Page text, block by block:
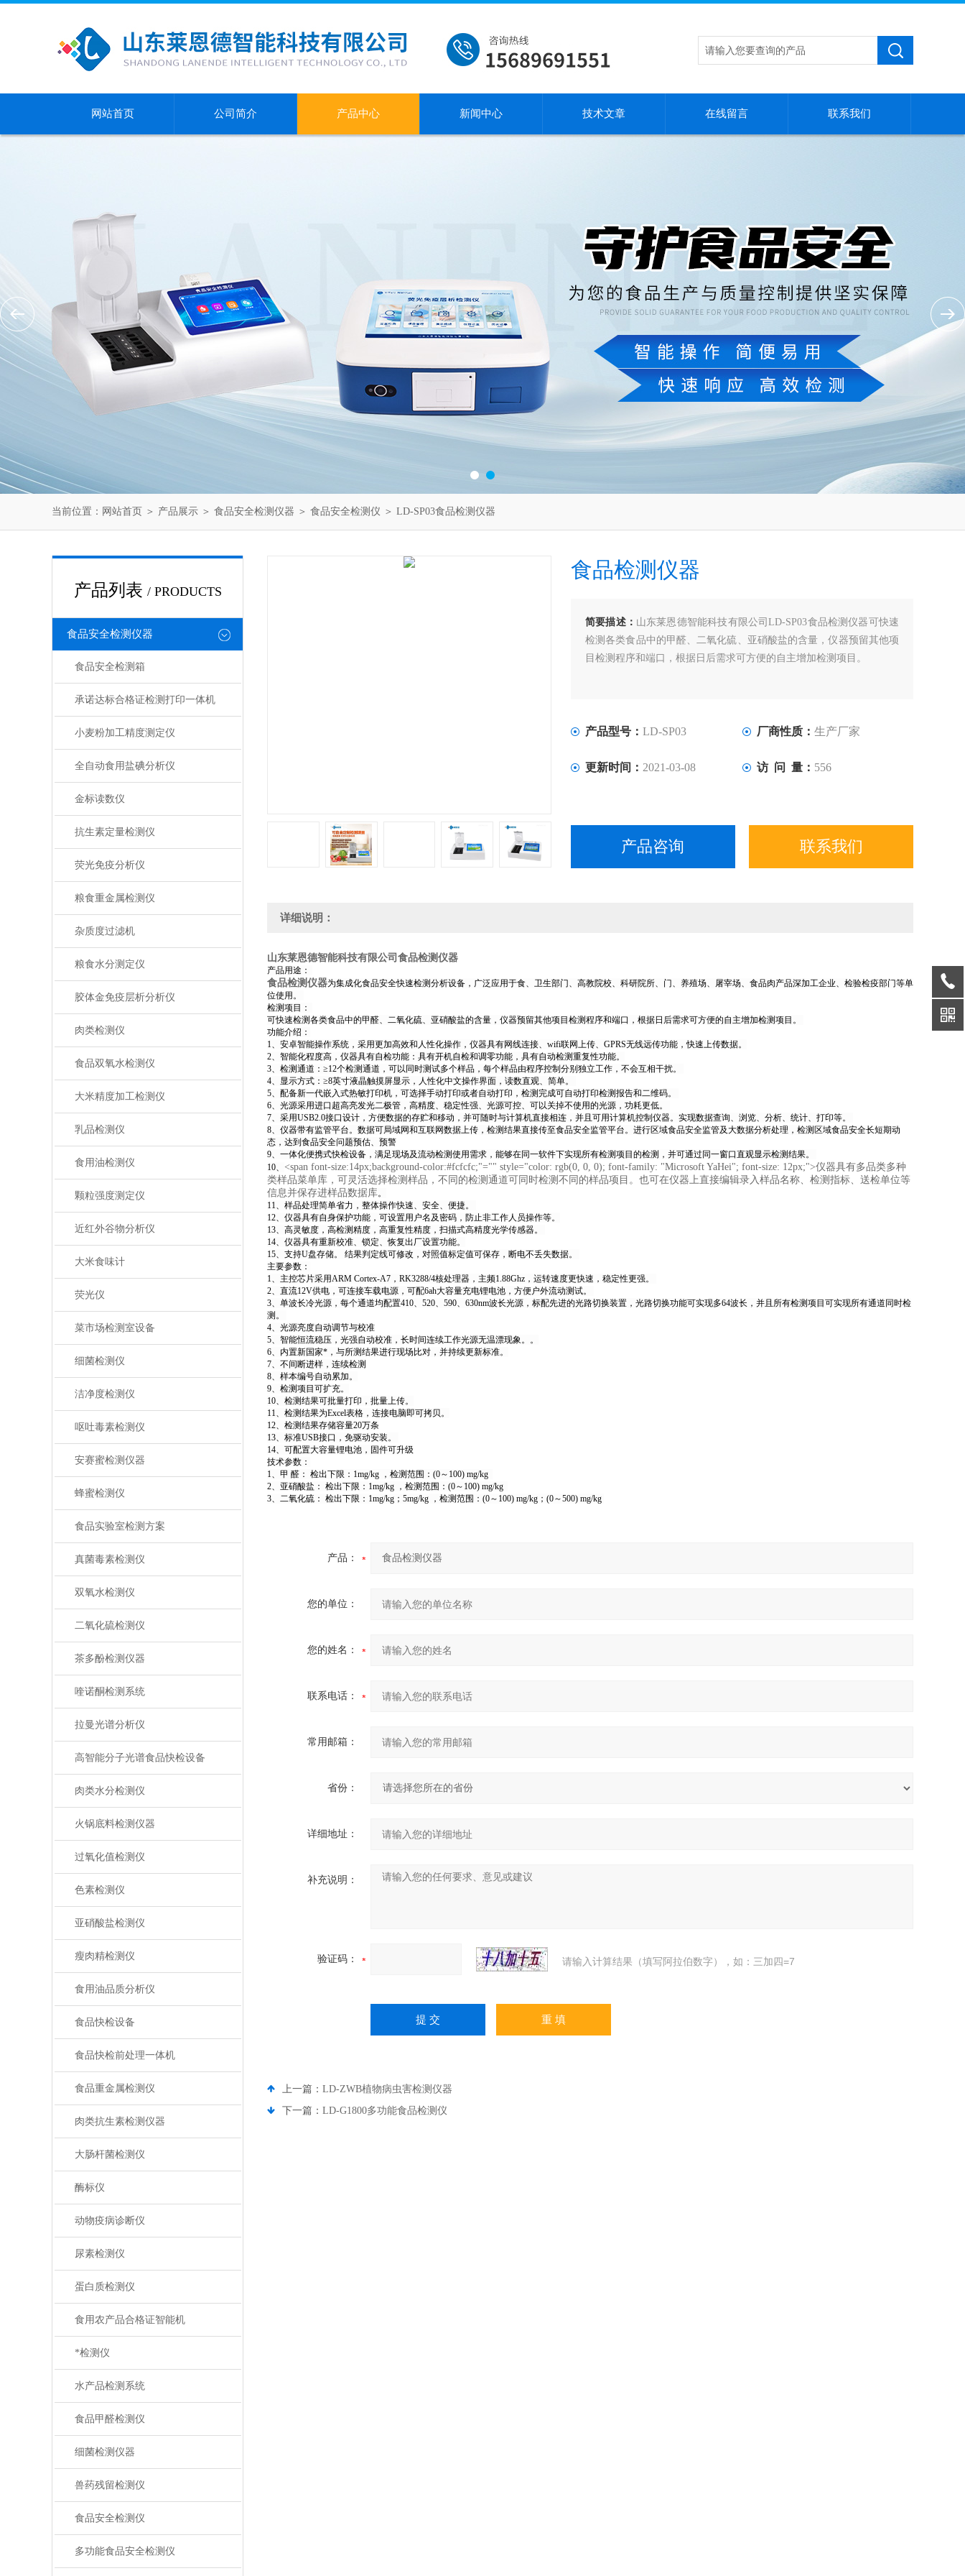
网站首页 公司简介 产品中心 新闻中心 技术文章 在线留言 联系我们
当前位置： 网站首页 ＞ 产品展示 ＞ 食品安全检测仪器 ＞ 食品安全检测仪 ＞ LD-SP03食品检测仪器
产品列表 / PRODUCTS
食品安全检测仪器
食品安全检测箱
承诺达标合格证检测打印一体机
小麦粉加工精度测定仪
全自动食用盐碘分析仪
金标读数仪
抗生素定量检测仪
荧光免疫分析仪
粮食重金属检测仪
杂质度过滤机
粮食水分测定仪
胶体金免疫层析分析仪
肉类检测仪
食品双氧水检测仪
大米精度加工检测仪
乳品检测仪
食用油检测仪
颗粒强度测定仪
近红外谷物分析仪
大米食味计
荧光仪
菜市场检测室设备
细菌检测仪
洁净度检测仪
呕吐毒素检测仪
安赛蜜检测仪器
蜂蜜检测仪
食品实验室检测方案
真菌毒素检测仪
双氧水检测仪
二氧化硫检测仪
茶多酚检测仪器
喹诺酮检测系统
拉曼光谱分析仪
高智能分子光谱食品快检设备
肉类水分检测仪
火锅底料检测仪器
过氧化值检测仪
色素检测仪
亚硝酸盐检测仪
瘦肉精检测仪
食用油品质分析仪
食品快检设备
食品快检前处理一体机
食品重金属检测仪
肉类抗生素检测仪器
大肠杆菌检测仪
酶标仪
动物疫病诊断仪
尿素检测仪
蛋白质检测仪
食用农产品合格证智能机
*检测仪
水产品检测系统
食品甲醛检测仪
细菌检测仪器
兽药残留检测仪
食品安全检测仪
多功能食品安全检测仪
食品检测仪器
简要描述： 山东莱恩德智能科技有限公司LD-SP03食品检测仪器可快速
检测各类食品中的甲醛、二氧化硫、亚硝酸盐的含量，仪器预留其他项
目检测程序和端口，根据日后需求可方便的自主增加检测项目。
产品型号： LD-SP03 厂商性质： 生产厂家
更新时间： 2021-03-08 访 问 量： 556
产品咨询 联系我们
详细说明：
山东莱恩德智能科技有限公司 食品检测仪器
产品用途：
食品检测仪器为集成化食品安全快速检测分析设备，广泛应用于食、卫生部门、高教院校、科研院所、门、养殖场、屠宰场、食品肉产品深加工企业、检验检疫部门等单
位使用。
检测项目：
可快速检测各类食品中的甲醛、二氧化硫、亚硝酸盐的含量，仪器预留其他项目检测程序和端口，根据日后需求可方便的自主增加检测项目。
功能介绍：
1、安卓智能操作系统，采用更加高效和人性化操作，仪器具有网线连接、wifi联网上传、GPRS无线远传功能，快速上传数据。
2、智能化程度高，仪器具有自检功能：具有开机自检和调零功能，具有自动检测重复性功能。
3、检测通道：≥12个检测通道，可以同时测试多个样品，每个样品由程序控制分别独立工作，不会互相干扰。
4、显示方式：≥8英寸液晶触摸屏显示，人性化中文操作界面，读数直观、简单。
5、配备新一代嵌入式热敏打印机，可选择手动打印或者自动打印，检测完成可自动打印检测报告和二维码。
6、光源采用进口超高亮发光二极管，高精度、稳定性强、光源可控、可以关掉不使用的光源，功耗更低。
7、采用USB2.0接口设计，方便数据的存贮和移动，并可随时与计算机直接相连，并且可用计算机控制仪器。实现数据查询、浏览、分析、统计、打印等。
8、仪器带有监管平台。数据可局域网和互联网数据上传，检测结果直接传至食品安全监管平台。进行区域食品安全监管及大数据分析处理，检测区域食品安全长短期动
态，达到食品安全问题预估、预警
9、一体化便携式快检设备，满足现场及流动检测使用需求，能够在同一软件下实现所有检测项目的检测，并可通过同一窗口直观显示检测结果。
10、 <span font-size:14px;background-color:#fcfcfc;"="" style="color: rgb(0, 0, 0); font-family: "Microsoft YaHei"; font-size: 12px;">仪器具有多品类多种
类样品菜单库，可灵活选择检测样品，不同的检测通道可同时检测不同的样品项目。也可在仪器上直接编辑录入样品名称、检测指标、送检单位等
信息并保存进样品数据库。
11、样品处理简单省力，整体操作快速、安全、便捷。
12、仪器具有自身保护功能，可设置用户名及密码，防止非工作人员操作等。
13、高灵敏度，高检测精度，高重复性精度，扫描式高精度光学传感器。
14、仪器具有重新校准、锁定、恢复出厂设置功能。
15、支持U盘存储。 结果判定线可修改，对照值标定值可保存，断电不丢失数据。
主要参数：
1、主控芯片采用ARM Cortex-A7，RK3288/4核处理器，主频1.88Ghz，运转速度更快速，稳定性更强。
2、直流12V供电，可连接车载电源，可配6ah大容量充电锂电池，方便户外流动测试。
3、单波长冷光源，每个通道均配置410、520、590、630nm波长光源，标配先进的光路切换装置，光路切换功能可实现多64波长，并且所有检测项目可实现所有通道同时检
测。
4、光源亮度自动调节与校准
5、智能恒流稳压，光强自动校准，长时间连续工作光源无温漂现象。。
6、内置新国家*，与所测结果进行现场比对，并持续更新标准。
7、不间断进样，连续检测
8、样本编号自动累加。
9、检测项目可扩充。
10、检测结果可批量打印，批量上传。
11、检测结果为Excel表格，连接电脑即可拷贝。
12、检测结果存储容量20万条
13、标准USB接口，免驱动安装。
14、可配置大容量锂电池，固件可升级
技术参数：
1、甲 醛： 检出下限：1mg/kg ，检测范围：(0～100) mg/kg
2、亚硝酸盐： 检出下限：1mg/kg ，检测范围：(0～100) mg/kg
3、二氧化硫： 检出下限：1mg/kg；5mg/kg ，检测范围：(0～100) mg/kg；(0～500) mg/kg
产品：
您的单位：
您的姓名：
联系电话：
常用邮箱：
省份：
详细地址：
补充说明：
验证码： 请输入计算结果（填写阿拉伯数字），如：三加四=7
上一篇： LD-ZWB植物病虫害检测仪器
下一篇： LD-G1800多功能食品检测仪